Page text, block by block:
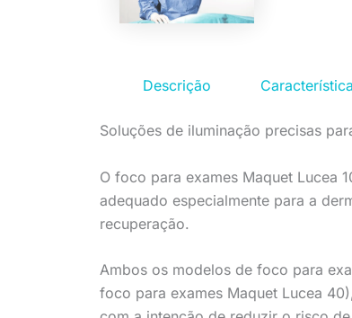
Descrição
Soluções de iluminação precisas
O foco para exames Maquet Lucea
adequado especialmente para a
recuperação.
Ambos os modelos de foco para
foco para exames Maquet Lucea